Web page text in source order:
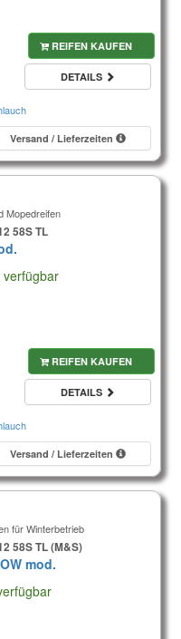
REIFEN KAUFEN
DETAILS
Versand / Lieferzeiten
Mopedreifen
58S TL
REIFEN KAUFEN
DETAILS
Versand / Lieferzeiten
für Winterbetrieb
58S TL (M&S)
mod.